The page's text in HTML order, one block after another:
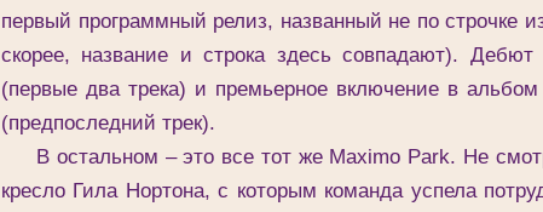
первый программный релиз, названный не по строчке
скорее, название и строка здесь совпадают).
(первые два трека) и премьерное включение в альбом
(предпоследний трек).
В остальном – это все тот же Maximo Park. Не
кресло Гила Нортона, с которым команда успела